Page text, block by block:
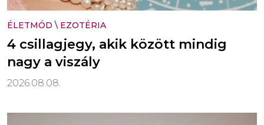
ÉLETMÓD \ EZOTÉRIA
4 csillagjegy, akik között mindig
nagy a viszály
2026.08.08.